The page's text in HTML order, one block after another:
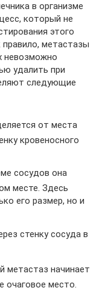
в организме
который не
этого
правило, метастазы
невозможно
удалить при
следующие
от места
кровеносного
сосудов она
месте. Здесь
его размер, но и
стенку сосуда в
метастаз начинает
очаговое место.